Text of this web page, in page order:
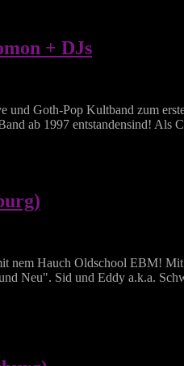
+ DJs
Goth-Pop Kultband zum
ab 1997 entstandensind!
Hauch Oldschool EBM!
Neu". Sid und Eddy a.k.a.